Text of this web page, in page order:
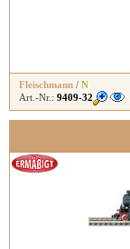
Fleischmann / N
Art.-Nr.: 9409-32